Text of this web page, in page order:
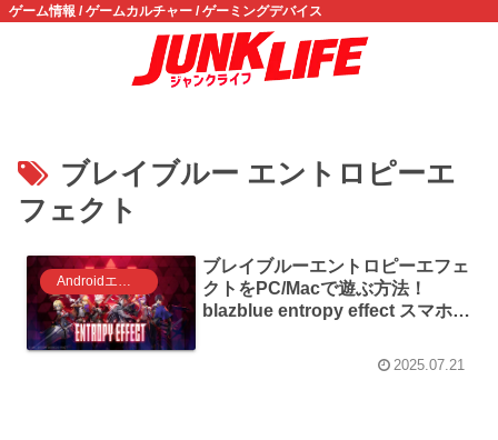
ゲーム情報 / ゲームカルチャー / ゲーミングデバイス
ブレイブルー エントロピーエ
フェクト
Androidエミュレータ ゲーム
ブレイブルーエントロピーエフェ
クトをPC/Macで遊ぶ方法！
blazblue entropy effect スマホ版
2025.07.21